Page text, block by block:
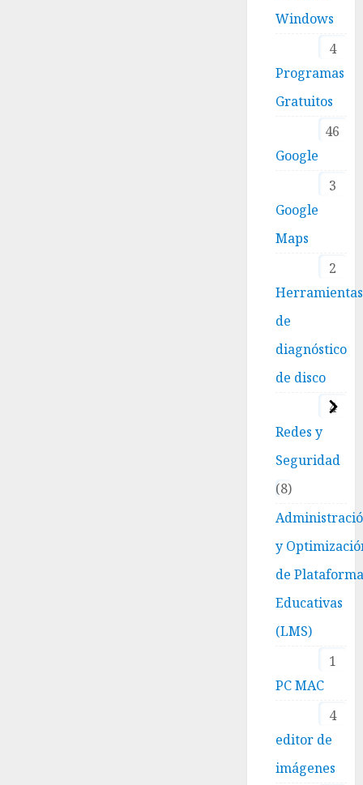
Windows
4
Programas
Gratuitos
46
Google
3
Google
Maps
2
Herramientas
de
diagnóstico
de disco
4
Redes y
Seguridad
8
y
de
Educativas
(LMS)
1
PC MAC
4
editor de
imágenes